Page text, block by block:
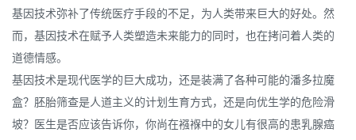
基因技术弥补了传统医疗手段的不足，为人类带来巨大的好处。然
而，基因技术在赋予人类塑造未来能力的同时，也在拷问着人类的
道德情感。
基因技术是现代医学的巨大成功，还是装满了各种可能的潘多拉魔
盒？胚胎筛查是人道主义的计划生育方式，还是向优生学的危险滑
坡？医生是否应该告诉你，你尚在襁褓中的女儿有很高的患乳腺癌